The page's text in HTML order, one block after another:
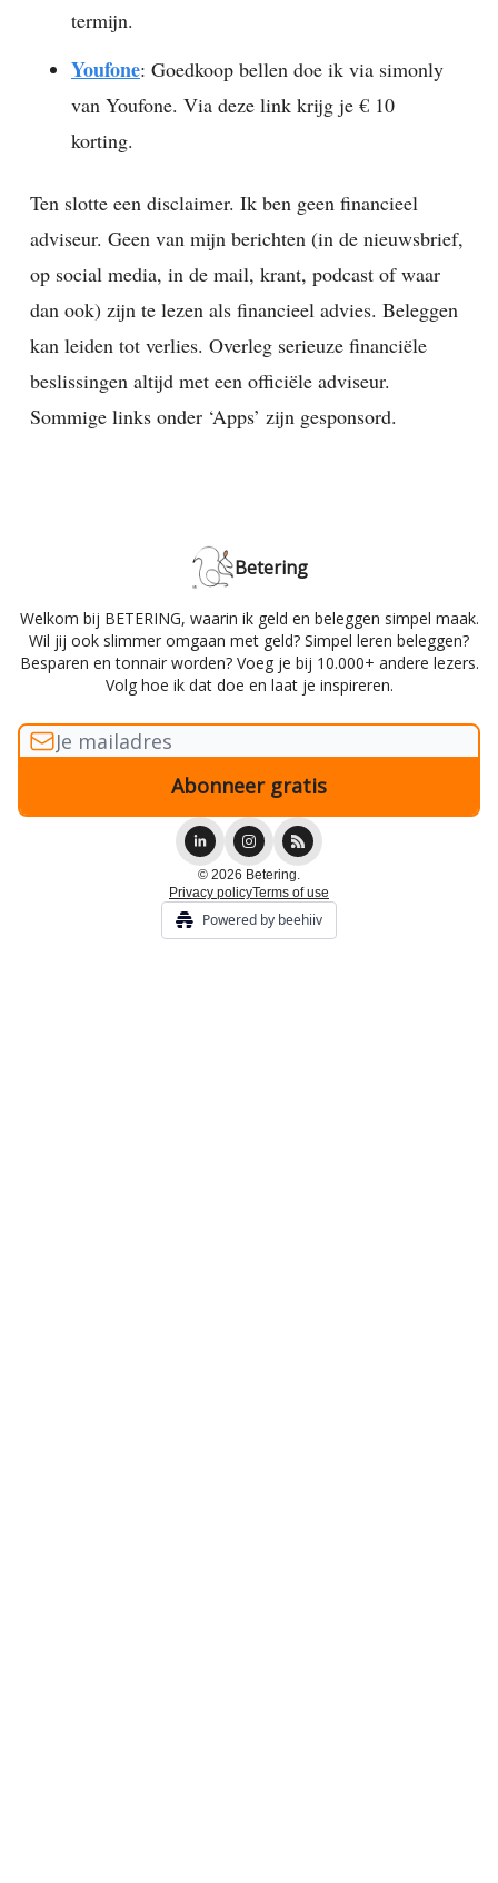
termijn.
Youfone: Goedkoop bellen doe ik via simonly
van Youfone. Via deze link krijg je € 10
korting.
Ten slotte een disclaimer. Ik ben geen financieel
adviseur. Geen van mijn berichten (in de nieuwsbrief,
op social media, in de mail, krant, podcast of waar
dan ook) zijn te lezen als financieel advies. Beleggen
kan leiden tot verlies. Overleg serieuze financiële
beslissingen altijd met een officiële adviseur.
Sommige links onder ‘Apps’ zijn gesponsord.
Betering
Welkom bij BETERING, waarin ik geld en beleggen simpel maak.
Wil jij ook slimmer omgaan met geld? Simpel leren beleggen?
Besparen en tonnair worden? Voeg je bij 10.000+ andere lezers.
Volg hoe ik dat doe en laat je inspireren.
© 2026 Betering.
Privacy policyTerms of use
Powered by beehiiv